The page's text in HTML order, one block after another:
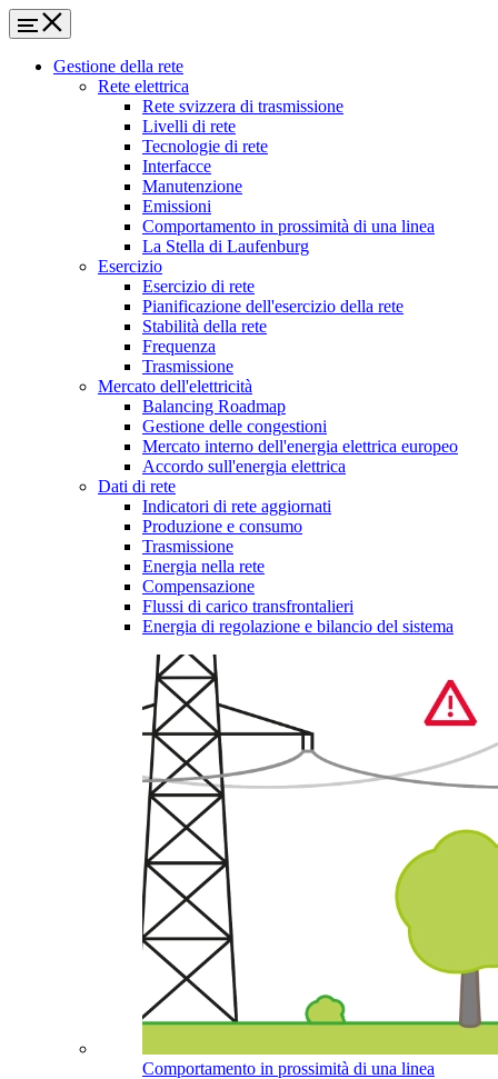
Gestione della rete
Rete elettrica
Rete svizzera di trasmissione
Livelli di rete
Tecnologie di rete
Interfacce
Manutenzione
Emissioni
Comportamento in prossimità di una linea
La Stella di Laufenburg
Esercizio
Esercizio di rete
Pianificazione dell'esercizio della rete
Stabilità della rete
Frequenza
Trasmissione
Mercato dell'elettricità
Balancing Roadmap
Gestione delle congestioni
Mercato interno dell'energia elettrica europeo
Accordo sull'energia elettrica
Dati di rete
Indicatori di rete aggiornati
Produzione e consumo
Trasmissione
Energia nella rete
Compensazione
Flussi di carico transfrontalieri
Energia di regolazione e bilancio del sistema
Comportamento in prossimità di una linea